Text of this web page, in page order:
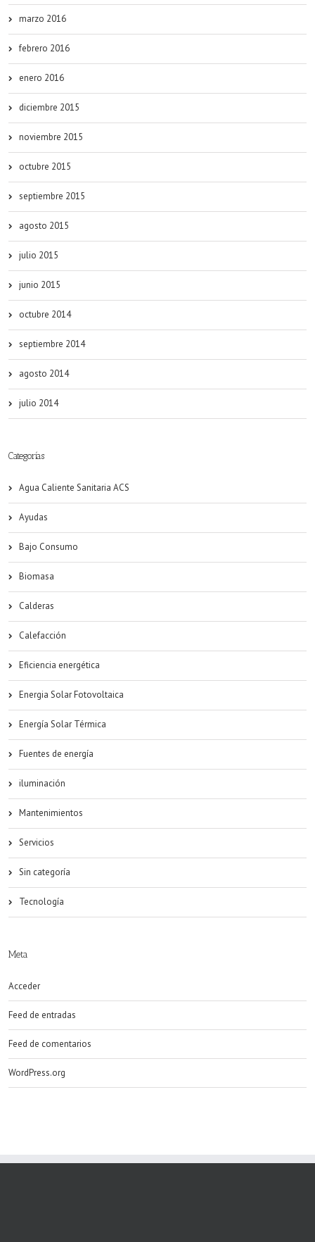
marzo 2016
febrero 2016
enero 2016
diciembre 2015
noviembre 2015
octubre 2015
septiembre 2015
agosto 2015
julio 2015
junio 2015
octubre 2014
septiembre 2014
agosto 2014
julio 2014
Categorías
Agua Caliente Sanitaria ACS
Ayudas
Bajo Consumo
Biomasa
Calderas
Calefacción
Eficiencia energética
Energia Solar Fotovoltaica
Energía Solar Térmica
Fuentes de energía
iluminación
Mantenimientos
Servicios
Sin categoría
Tecnología
Meta
Acceder
Feed de entradas
Feed de comentarios
WordPress.org